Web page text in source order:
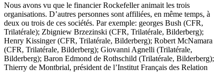
Nous avons vu que le financier Rockefeller animait les trois
organisations. D’autres personnes sont affiliées, en même temps, à
deux ou trois de ces sociétés. Par exemple: georges Bush (CFR,
Trilatérale); Zbigniew Brzezinski (CFR, Trilatérale, Bilderberg);
Henry Kissinger (CFR, Trilatérale, Bilderberg); Robert McNamara
(CFR, Trilatérale, Bilderberg); Giovanni Agnelli (Trilatérale,
Bilderberg); Baron Edmond de Rothschild (Trilatérale, Bilderberg);
Thierry de Montbrial, président de l’Institut Français des Relation